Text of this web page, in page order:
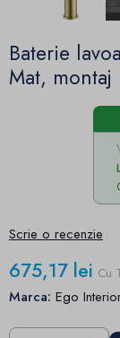
Baterie
Mat,
Scrie o recenzie
675,17 lei Cu
Marca: Ego